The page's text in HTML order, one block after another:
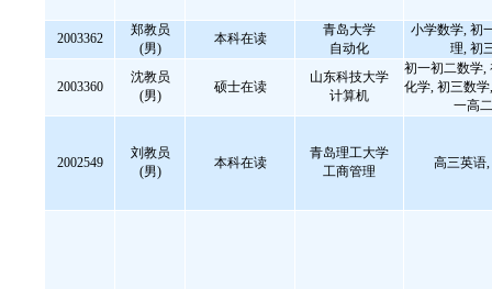
2003362
郑教员
(男)
本科在读
青岛大学
自动化
小学数学, 初
理, 初
2003360
沈教员
(男)
硕士在读
山东科技大学
计算机
初一初二数学,
化学, 初三数
一高
2002549
刘教员
(男)
本科在读
青岛理工大学
工商管理
高三英语